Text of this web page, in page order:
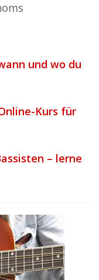
und wo du
Kurs für
– lerne